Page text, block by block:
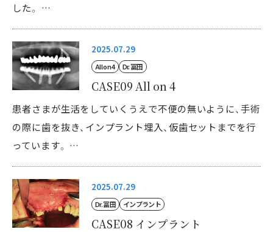
した。 …
2025.07.29
All on 4 Dr. 冨田
CASE09 All on 4
患者さまが生活をしていくうえで不便の無いように、手術
の際に歯を抜き、インプラント埋入、仮歯セットまでを行
っています。 …
2025.07.29
Dr. 冨田 インプラント
CASE08 インプラント